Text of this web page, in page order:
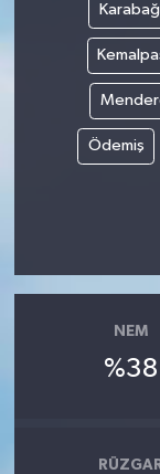
Ödemiş
NEM
%38